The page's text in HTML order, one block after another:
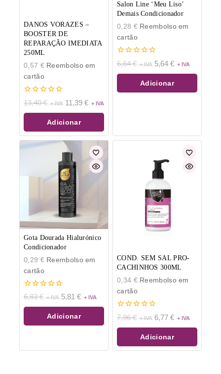
DANOS VORAZES –
BOOSTER DE
REPARAÇÃO IMEDIATA
250ML
0,57 €Reembolso em
cartão
0
de
5
13,40€ 11,39 €
Adicionar
Salon Line ‘Meu Liso’
Demais Condicionador
0,28 €Reembolso em
cartão
0
de
5
6,64€ 5,64 €
Adicionar
Gota Dourada Hialurónico
Condicionador
0,29 €Reembolso em
cartão
0
de
5
6,83€ 5,81 €
Adicionar
COND. SEM SAL PRO-
CACHINHOS 300ML
0,34 €Reembolso em
cartão
0
de
5
7,96€ 6,77 €
Adicionar